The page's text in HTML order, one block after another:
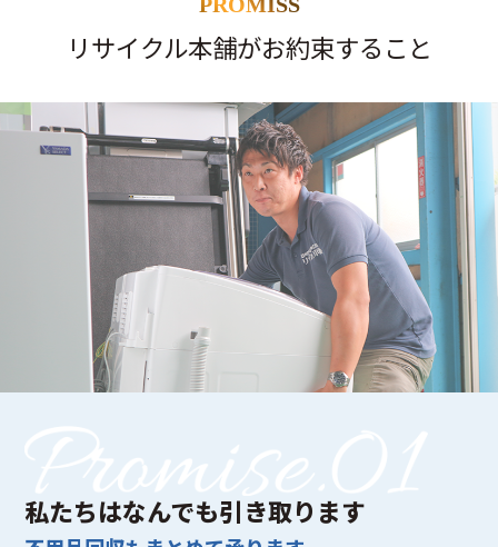
リサイクル本舗がお約束すること
私たちはなんでも引き取ります